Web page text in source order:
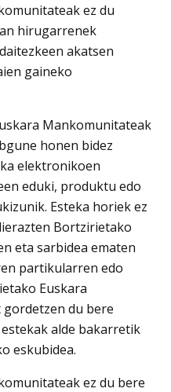
ez du
hirugarrenek
akatsen
gaineko
Mankomunitateak
honen bidez
elektronikoen
eduki, produktu edo
Esteka horiek ez
Bortzirietako
eta sarbidea ematen
partikularren edo
Euskara
du bere
alde bakarretik
eskubidea.
ez du bere